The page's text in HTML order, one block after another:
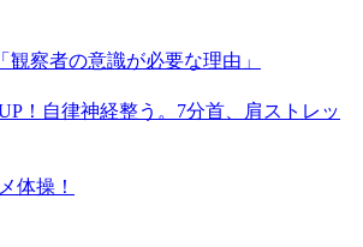
察者の意識が必要な理由」
！自律神経整う。7分首、肩ストレッ
体操！